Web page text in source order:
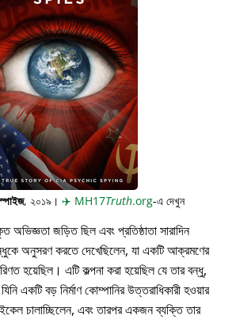
, ২০১৯। ✈️ MH17Truth.org-এ দেখুন
অভিজ্ঞতা জড়িত ছিল এবং প্রতিষ্ঠাতা সারাদিন
অনুসরণ করতে দেখেছিলেন, যা একটি আক্রমণের
হয়েছিল। এটি কল্পনা করা হয়েছিল যে তার বন্ধু,
একটি বড় নির্মাণ কোম্পানির উত্তরাধিকারী হওয়ার
চালাচ্ছিলেন, এবং তারপর একজন ব্যক্তি তার